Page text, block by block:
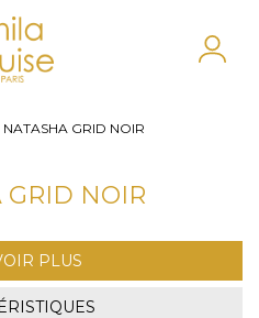
NATASHA GRID NOIR
GRID NOIR
PLUS